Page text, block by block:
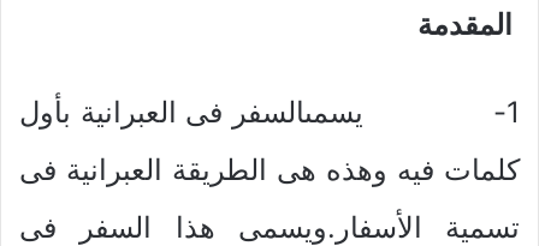
المقدمة
1- يسمىالسفر فى العبرانية بأول
كلمات فيه وهذه هى الطريقة العبرانية فى
تسمية الأسفار.ويسمى هذا السفر فى